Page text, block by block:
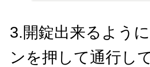
3.開錠出来るよう
ンを押して通行し